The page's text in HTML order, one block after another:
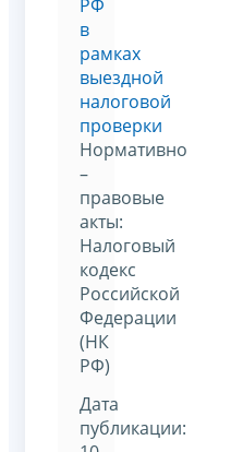
РФ
в
рамках
выездной
налоговой
проверки
Нормативно
–
правовые
акты:
Налоговый
кодекс
Российской
Федерации
(НК
РФ)
Дата
публикации: